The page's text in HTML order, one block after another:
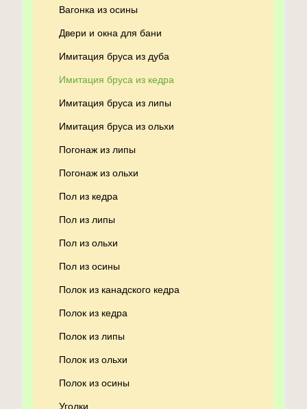
Вагонка из осины
Двери и окна для бани
Имитация бруса из дуба
Имитация бруса из кедра
Имитация бруса из липы
Имитация бруса из ольхи
Погонаж из липы
Погонаж из ольхи
Пол из кедра
Пол из липы
Пол из ольхи
Пол из осины
Полок из канадского кедра
Полок из кедра
Полок из липы
Полок из ольхи
Полок из осины
Уголки